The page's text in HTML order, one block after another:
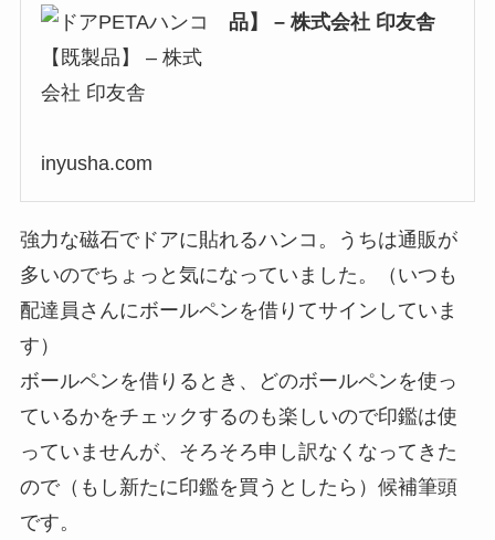
品】 – 株式会社 印友舎
inyusha.com
強力な磁石でドアに貼れるハンコ。うちは通販が
多いのでちょっと気になっていました。（いつも
配達員さんにボールペンを借りてサインしていま
す）
ボールペンを借りるとき、どのボールペンを使っ
ているかをチェックするのも楽しいので印鑑は使
っていませんが、そろそろ申し訳なくなってきた
ので（もし新たに印鑑を買うとしたら）候補筆頭
です。